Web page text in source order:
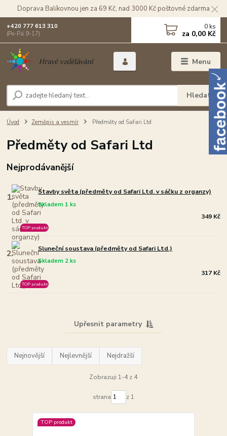
Doprava Balíkovnou jen za 69 Kč, nad 3000 Kč poštovné zdarma
Menu
Hledat
+420 777 613 310
(Po-Pá 9-17)
0 ks
za 0,00 Kč
Úvod Zeměpis a vesmír Předměty od Safari Ltd
Předměty od Safari Ltd
Nejprodávanější
1. Stavby světa (předměty od Safari Ltd. v sáčku z organzy)
Skladem 1 ks
TOP produkt
349 Kč
2. Sluneční soustava (předměty od Safari Ltd.)
Skladem 2 ks
TOP produkt
317 Kč
Upřesnit parametry
Nejnovější Nejlevnější Nejdražší
Zobrazuji 1-4 z 4
strana z 1
TOP produkt